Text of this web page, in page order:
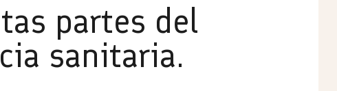
partes del
sanitaria.